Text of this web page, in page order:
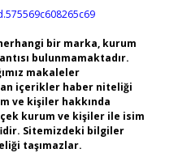
bir marka, kurum
bulunmamaktadır.
makaleler
içerikler haber niteliği
ve kişiler hakkında
kurum ve kişiler ile isim
Sitemizdeki bilgiler
taşımazlar.